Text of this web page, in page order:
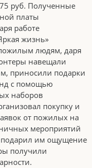
руб. Полученные
платы
работе
жизнь»
людям, даря
навещали
приносили подарки
с помощью
наборов
покупку и
от пожилых на
мероприятий
подарил им ощущение
получили